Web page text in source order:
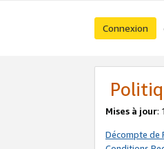
Connexion
Mises à jour:
Décompte de